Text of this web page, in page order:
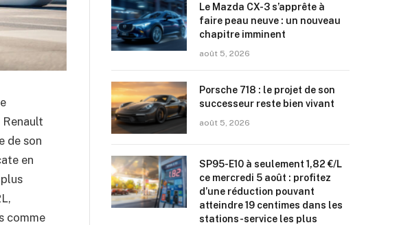
de son
en
comme
Le Mazda CX-3 s’apprête à
faire peau neuve : un nouveau
chapitre imminent
août 5, 2026
Porsche 718 : le projet de son
successeur reste bien vivant
août 5, 2026
SP95-E10 à seulement 1,82 €/L
ce mercredi 5 août : profitez
d’une réduction pouvant
atteindre 19 centimes dans les
stations-service les plus